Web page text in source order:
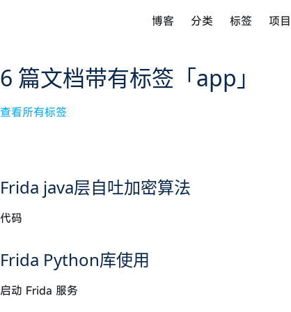
博客 分类 标签 项目
6 篇文档带有标签「app」
查看所有标签
Frida java层自吐加密算法
代码
Frida Python库使用
启动 Frida 服务